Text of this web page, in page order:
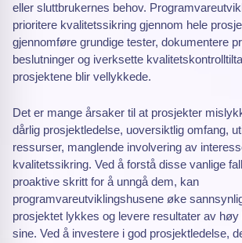
eller sluttbrukernes behov.
prioritere kvalitetssikring gjennom hele
gjennomføre grundige tester, dokumentere
beslutninger og iverksette
prosjektene blir vellykkede.
Det er mange årsaker til at prosjekter
dårlig prosjektledelse, uoversiktlig omfang,
ressurser, manglende involvering av
kvalitetssikring. Ved å forstå disse vanlige
proaktive skritt for å unngå dem, kan
programvareutviklingshusene øke
prosjektet lykkes og levere resultater av
sine. Ved å investere i god prosjektledelse,